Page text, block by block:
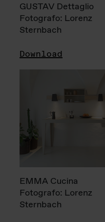
GUSTAV Dettaglio
Fotografo: Lorenz
Sternbach
Download
EMMA Cucina
Fotografo: Lorenz
Sternbach